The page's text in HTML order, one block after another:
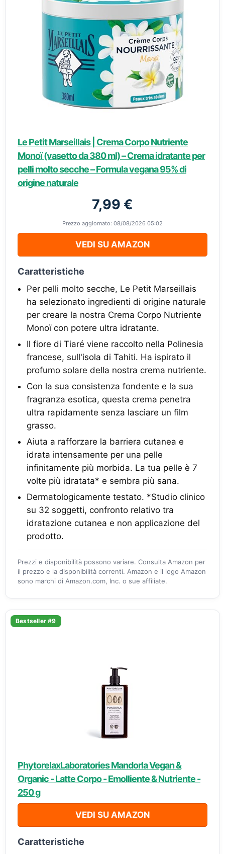
Le Petit Marseillais | Crema Corpo Nutriente
Monoï (vasetto da 380 ml) – Crema idratante per
pelli molto secche – Formula vegana 95% di
origine naturale
7,99 €
Prezzo aggiornato: 08/08/2026 05:02
VEDI SU AMAZON
Caratteristiche
Per pelli molto secche, Le Petit Marseillais
ha selezionato ingredienti di origine naturale
per creare la nostra Crema Corpo Nutriente
Monoï con potere ultra idratante.
Il fiore di Tiaré viene raccolto nella Polinesia
francese, sull'isola di Tahiti. Ha ispirato il
profumo solare della nostra crema nutriente.
Con la sua consistenza fondente e la sua
fragranza esotica, questa crema penetra
ultra rapidamente senza lasciare un film
grasso.
Aiuta a rafforzare la barriera cutanea e
idrata intensamente per una pelle
infinitamente più morbida. La tua pelle è 7
volte più idratata* e sembra più sana.
Dermatologicamente testato. *Studio clinico
su 32 soggetti, confronto relativo tra
idratazione cutanea e non applicazione del
prodotto.
Prezzi e disponibilità possono variare. Consulta Amazon per
il prezzo e la disponibilità correnti. Amazon e il logo Amazon
sono marchi di Amazon.com, Inc. o sue affiliate.
Bestseller #9
PhytorelaxLaboratories Mandorla Vegan &
Organic - Latte Corpo - Emolliente & Nutriente -
250 g
VEDI SU AMAZON
Caratteristiche